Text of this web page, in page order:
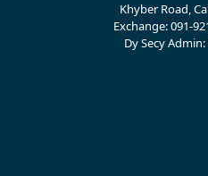
Khyber Road,
Exchange: 091-
Dy Secy